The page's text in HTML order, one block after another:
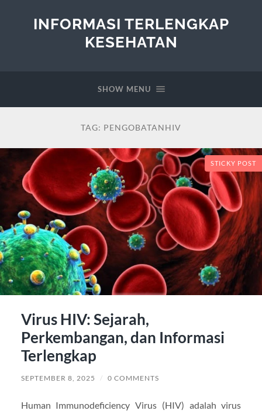
INFORMASI TERLENGKAP
KESEHATAN
SHOW MENU
TAG: PENGOBATANHIV
STICKY POST
Virus HIV: Sejarah,
Perkembangan, dan Informasi
Terlengkap
SEPTEMBER 8, 2025 / 0 COMMENTS
Human Immunodeficiency Virus (HIV) adalah virus